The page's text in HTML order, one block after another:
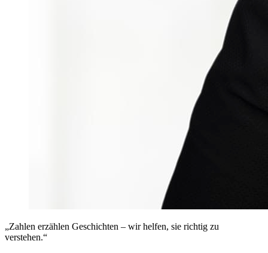
„Zahlen erzählen Geschichten – wir helfen, sie richtig zu
verstehen.“